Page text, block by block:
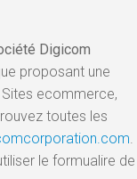
Digicom
proposant une
ecommerce,
toutes les
le formualire de